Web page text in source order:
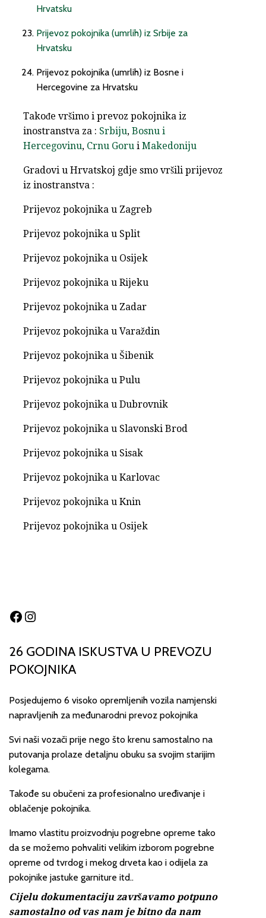
Hrvatsku
Prijevoz pokojnika (umrlih) iz Srbije za
Hrvatsku
Prijevoz pokojnika (umrlih) iz Bosne i
Hercegovine za Hrvatsku
Takođe vršimo i prevoz pokojnika iz
inostranstva za : Srbiju, Bosnu i
Hercegovinu, Crnu Goru i Makedoniju
Gradovi u Hrvatskoj gdje smo vršili prijevoz
iz inostranstva :
Prijevoz pokojnika u Zagreb
Prijevoz pokojnika u Split
Prijevoz pokojnika u Osijek
Prijevoz pokojnika u Rijeku
Prijevoz pokojnika u Zadar
Prijevoz pokojnika u Varaždin
Prijevoz pokojnika u Šibenik
Prijevoz pokojnika u Pulu
Prijevoz pokojnika u Dubrovnik
Prijevoz pokojnika u Slavonski Brod
Prijevoz pokojnika u Sisak
Prijevoz pokojnika u Karlovac
Prijevoz pokojnika u Knin
Prijevoz pokojnika u Osijek
Facebook
Instagram
26 GODINA ISKUSTVA U PREVOZU
POKOJNIKA
Posjedujemo 6 visoko opremljenih vozila namjenski
napravljenih za međunarodni prevoz pokojnika
Svi naši vozači prije nego što krenu samostalno na
putovanja prolaze detaljnu obuku sa svojim starijim
kolegama.
Takođe su obučeni za profesionalno uređivanje i
oblačenje pokojnika.
Imamo vlastitu proizvodnju pogrebne opreme tako
da se možemo pohvaliti velikim izborom pogrebne
opreme od tvrdog i mekog drveta kao i odijela za
pokojnike jastuke garniture itd..
Cijelu dokumentaciju završavamo potpuno
samostalno od vas nam je bitno da nam